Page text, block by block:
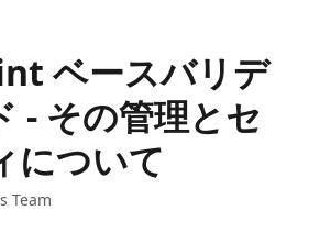
ベースバリデ
- その管理とセ
について
Team